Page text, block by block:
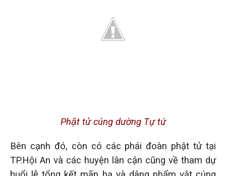
Phật tử cúng dường Tự tứ
Bên cạnh đó, còn có các phái đoàn phật tử tại
TP.Hội An và các huyện lân cận cũng về tham dự